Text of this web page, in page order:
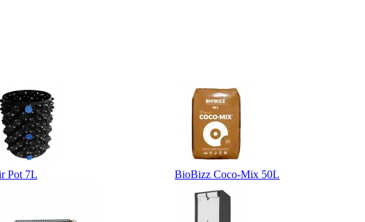
Pot 7L BioBizz Coco-Mix 50L